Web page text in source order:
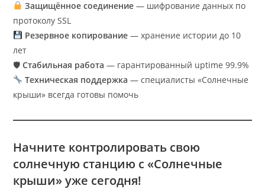
Защищённое соединение — шифрование данных по
протоколу SSL
Резервное копирование — хранение истории до 10
лет
🛡Стабильная работа — гарантированный uptime 99.9%
Техническая поддержка — специалисты «Солнечные
крыши» всегда готовы помочь
Начните контролировать свою
солнечную станцию с «Солнечные
крыши» уже сегодня!